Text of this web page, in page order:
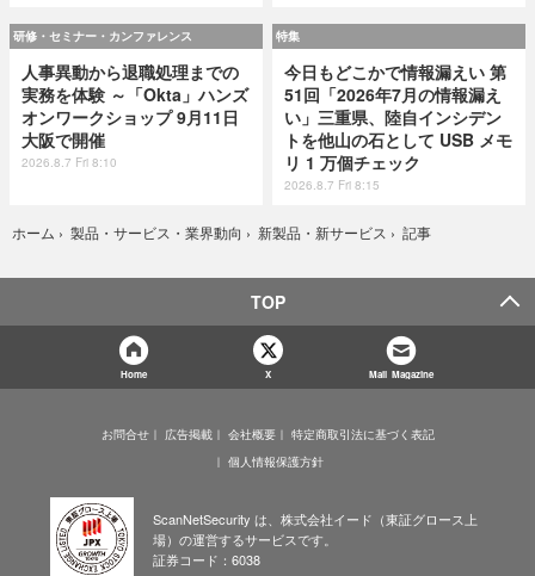
研修・セミナー・カンファレンス
人事異動から退職処理までの
実務を体験 ～「Okta」ハンズ
オンワークショップ 9月11日
大阪で開催
2026.8.7 Fri 8:10
特集
今日もどこかで情報漏えい 第
51回「2026年7月の情報漏え
い」三重県、陸自インシデン
トを他山の石として USB メモ
リ 1 万個チェック
2026.8.7 Fri 8:15
ホーム › 製品・サービス・業界動向 › 新製品・新サービス › 記事
TOP
Home X Mail Magazine
お問合せ 広告掲載 会社概要
特定商取引法に基づく表記
個人情報保護方針
ScanNetSecurity は、株式会社イード（東証グロース上
場）の運営するサービスです。
証券コード：6038